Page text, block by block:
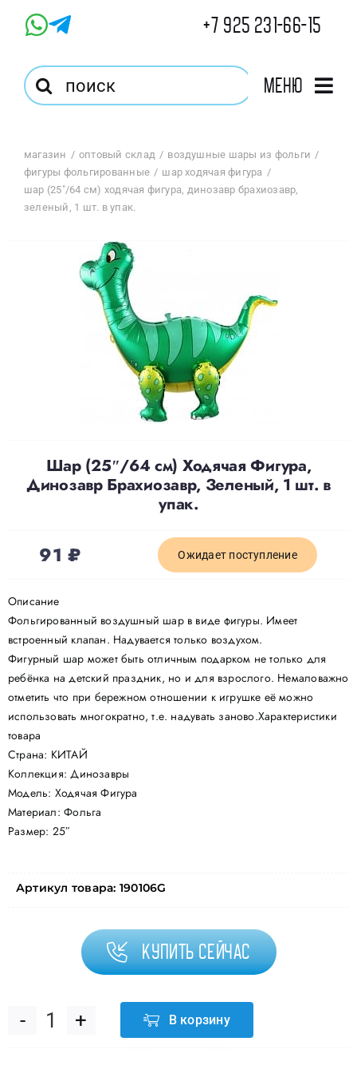
+7 925 231-66-15
Результат
поиска:
Меню
Магазин
Оптовый Магазин
Корзина
Избранное
Контакты
Политика конфиденциальности
магазин оптовый склад
воздушные шары из фольги
фигуры фольгированные
шар ходячая фигура
шар (25″/64 см) ходячая фигура, динозавр брахиозавр,
зеленый, 1 шт. в упак.
Шар (25″/64 см) Ходячая Фигура,
Динозавр Брахиозавр, Зеленый, 1 шт. в
упак.
91₽ Ожидает поступление
Описание
Фольгированный воздушный шар в виде фигуры. Имеет
встроенный клапан. Надувается только воздухом.
Фигурный шар может быть отличным подарком не только для
ребёнка на детский праздник, но и для взрослого. Немаловажно
отметить что при бережном отношении к игрушке её можно
использовать многократно, т.е. надувать заново.Характеристики
товара
Страна: КИТАЙ
Коллекция: Динозавры
Модель: Ходячая Фигура
Материал: Фольга
Размер: 25″
Артикул товара: 190106G
Купить сейчас
Количество
В корзину